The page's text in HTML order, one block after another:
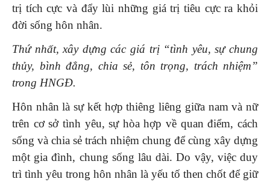
trị tích cực và đẩy lùi những giá trị tiêu cực ra khỏi
đời sống hôn nhân.
Thứ nhất, xây dựng các giá trị “tình yêu, sự chung
thủy, bình đẳng, chia sẻ, tôn trọng, trách nhiệm”
trong HNGĐ.
Hôn nhân là sự kết hợp thiêng liêng giữa nam và nữ
trên cơ sở tình yêu, sự hòa hợp về quan điểm, cách
sống và chia sẻ trách nhiệm chung để cùng xây dựng
một gia đình, chung sống lâu dài. Do vậy, việc duy
trì tình yêu trong hôn nhân là yếu tố then chốt để giữ